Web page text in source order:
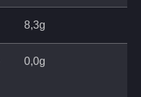
8,3g
0,0g